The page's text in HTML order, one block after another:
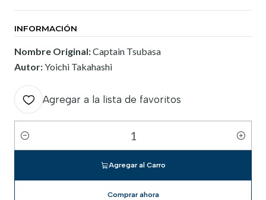
INFORMACIÓN
Nombre Original:Captain Tsubasa
Autor:Yoichi Takahashi
Agregar a la lista de favoritos
Cantidad
Agregar al Carro
Comprar ahora